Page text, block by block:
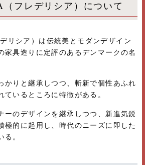
フレデリシア）について
リシア）は伝統美とモダンデザイン
家具造りに定評のあるデンマークの名
かりと継承しつつ、斬新で個性あふれ
ているところに特徴がある。
ーのデザインを継承しつつ、新進気鋭
極的に起用し、時代のニーズに即した
る。